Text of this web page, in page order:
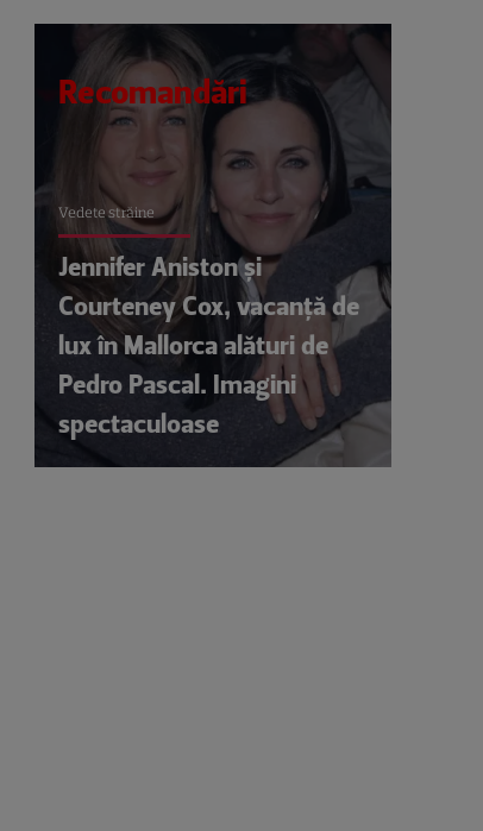
Recomandări
Vedete străine
Jennifer Aniston și
Courteney Cox, vacanță de
lux în Mallorca alături de
Pedro Pascal. Imagini
spectaculoase